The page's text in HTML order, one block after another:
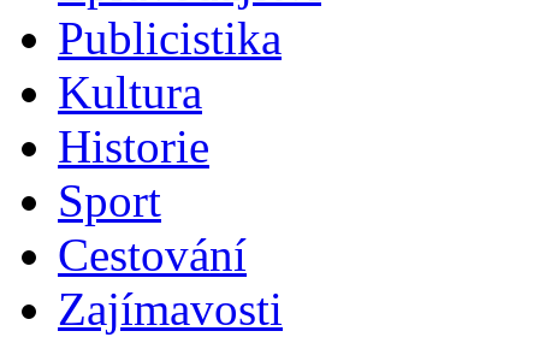
Publicistika
Kultura
Historie
Sport
Cestování
Zajímavosti